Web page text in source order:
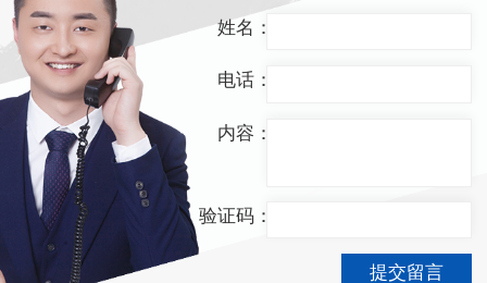
姓名：
电话：
内容：
验证码：
提交留言